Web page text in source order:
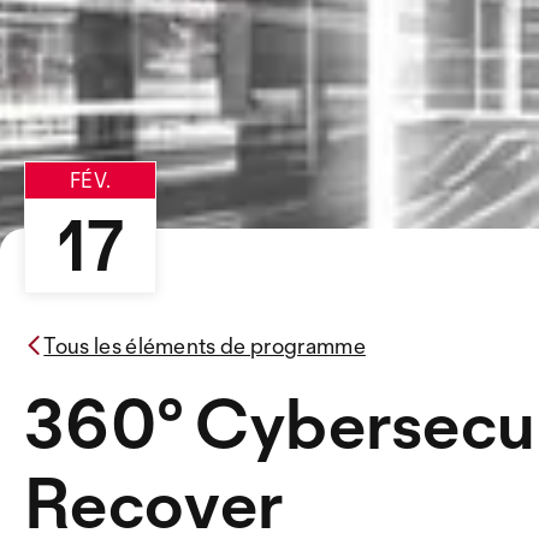
FÉV.
17
Tous les éléments de programme
360°
Recover